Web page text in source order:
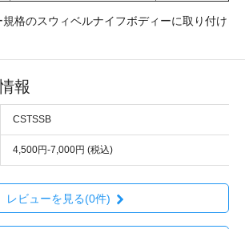
格のスウィベルナイフボディーに取り付け
報
CSTSSB
4,500円-7,000円 (税込)
レビューを見る(0件)